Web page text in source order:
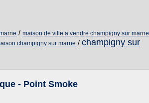
/ maison de ville a vendre champigny sur marne
champigny sur marne / champigny sur
- Point Smoke